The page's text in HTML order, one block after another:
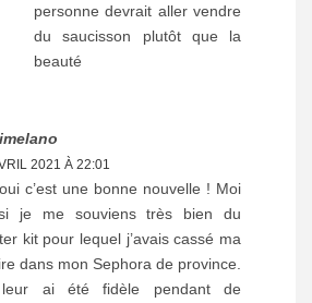
personne devrait aller vendre
du saucisson plutôt que la
beauté
2021 À 22:01
c’est une bonne nouvelle ! Moi
je me souviens très bien du
kit pour lequel j’avais cassé ma
dans mon Sephora de province.
ai été fidèle pendant de